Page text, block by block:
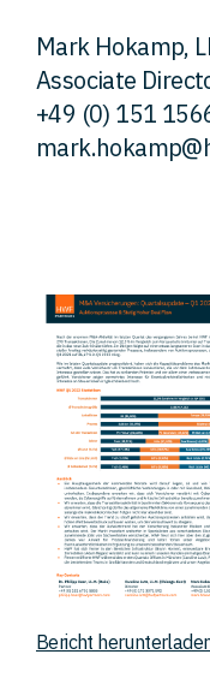
Mark Hokamp,
Associate
+49 (0) 151
Bericht